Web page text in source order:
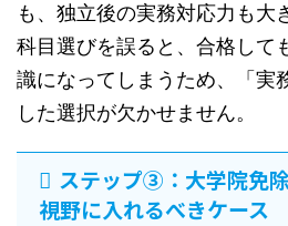
も、独立後の実務対応力も大
科目選びを誤ると、合格して
識になってしまうため、「実
した選択が欠かせません。
ステップ③：大学院免
視野に入れるべきケース